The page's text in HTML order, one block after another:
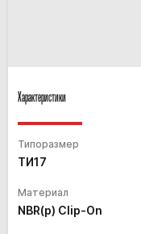
Характеристики
Типоразмер
ТИ17
Материал
NBR(p) Clip-On